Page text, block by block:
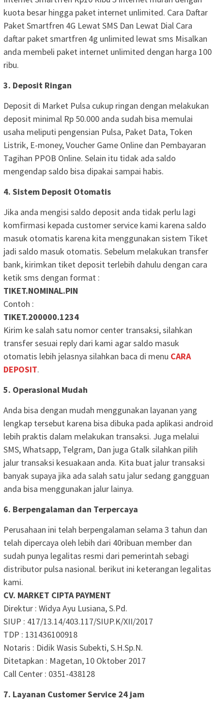
kuota besar hingga paket internet unlimited. Cara Daftar
Paket Smartfren 4G Lewat SMS Dan Lewat Dial Cara
daftar paket smartfren 4g unlimited lewat sms Misalkan
anda membeli paket internet unlimited dengan harga 100
ribu.
3. Deposit Ringan
Deposit di Market Pulsa cukup ringan dengan melakukan
deposit minimal Rp 50.000 anda sudah bisa memulai
usaha meliputi pengensian Pulsa, Paket Data, Token
Listrik, E-money, Voucher Game Online dan Pembayaran
Tagihan PPOB Online. Selain itu tidak ada saldo
mengendap saldo bisa dipakai sampai habis.
4. Sistem Deposit Otomatis
Jika anda mengisi saldo deposit anda tidak perlu lagi
komfirmasi kepada customer service kami karena saldo
masuk otomatis karena kita menggunakan sistem Tiket
jadi saldo masuk otomatis. Sebelum melakukan transfer
bank, kirimkan tiket deposit terlebih dahulu dengan cara
ketik sms dengan format :
TIKET.NOMINAL.PIN
Contoh :
TIKET.200000.1234
Kirim ke salah satu nomor center transaksi, silahkan
transfer sesuai reply dari kami agar saldo masuk
otomatis lebih jelasnya silahkan baca di menu CARA
DEPOSIT.
5. Operasional Mudah
Anda bisa dengan mudah menggunakan layanan yang
lengkap tersebut karena bisa dibuka pada aplikasi android
lebih praktis dalam melakukan transaksi. Juga melalui
SMS, Whatsapp, Telgram, Dan juga Gtalk silahkan pilih
jalur transaksi kesuakaan anda. Kita buat jalur transaksi
banyak supaya jika ada salah satu jalur sedang gangguan
anda bisa menggunakan jalur lainya.
6. Berpengalaman dan Terpercaya
Perusahaan ini telah berpengalaman selama 3 tahun dan
telah dipercaya oleh lebih dari 40ribuan member dan
sudah punya legalitas resmi dari pemerintah sebagi
distributor pulsa nasional. berikut ini keterangan legalitas
kami.
CV. MARKET CIPTA PAYMENT
Direktur : Widya Ayu Lusiana, S.Pd.
SIUP : 417/13.14/403.117/SIUP.K/XII/2017
TDP : 131436100918
Notaris : Didik Wasis Subekti, S.H.Sp.N.
Ditetapkan : Magetan, 10 Oktober 2017
Call Center : 0351-438128
7. Layanan Customer Service 24 jam